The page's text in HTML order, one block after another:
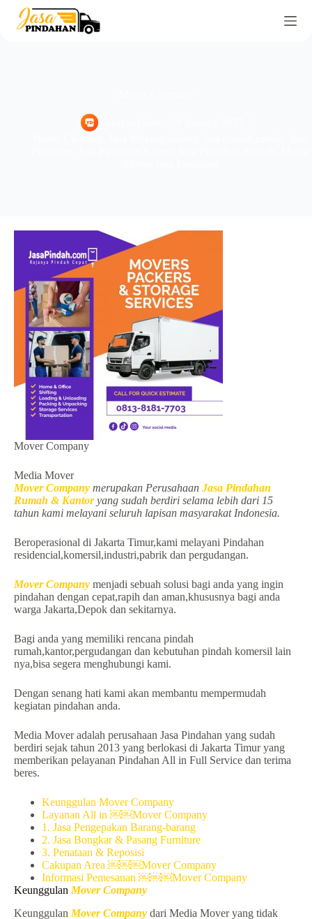
Mover Company
Media Mover
Mover Company merupakan Perusahaan Jasa Pindahan
Rumah & Kantor yang sudah berdiri selama lebih dari 15
tahun kami melayani seluruh lapisan masyarakat Indonesia.
Beroperasional di Jakarta Timur,kami melayani Pindahan
residencial,komersil,industri,pabrik dan pergudangan.
Mover Company menjadi sebuah solusi bagi anda yang ingin
pindahan dengan cepat,rapih dan aman,khususnya bagi anda
warga Jakarta,Depok dan sekitarnya.
Bagi anda yang memiliki rencana pindah
rumah,kantor,pergudangan dan kebutuhan pindah komersil lain
nya,bisa segera menghubungi kami.
Dengan senang hati kami akan membantu mempermudah
kegiatan pindahan anda.
Media Mover adalah perusahaan Jasa Pindahan yang sudah
berdiri sejak tahun 2013 yang berlokasi di Jakarta Timur yang
memberikan pelayanan Pindahan All in Full Service dan terima
beres.
Keunggulan Mover Company
Layanan All in ￼￼Mover Company
1. Jasa Pengepakan Barang-barang
2. Jasa Bongkar & Pasang Furniture
3. Penataan & Reposisi
Cakupan Area ￼￼￼Mover Company
Informasi Pemesanan ￼￼￼Mover Company
Keunggulan Mover Company
Keunggulan Mover Company dari Media Mover yang tidak